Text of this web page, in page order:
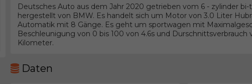
Deutsches Auto aus dem Jahr 2020 getrieben vom 6 - zylinder
hergestellt von BMW. Es handelt sich um Motor von 3.0 Liter
Automatik mit 8 Gänge. Es geht um sportwagen mit
Beschleunigung von 0 bis 100 von 4.6s und Durschnittsverbrauch
Kilometer.
Daten